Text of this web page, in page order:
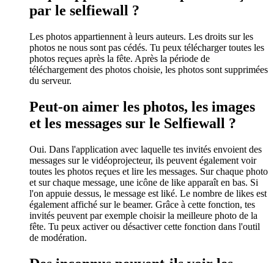
par le selfiewall ?
Les photos appartiennent à leurs auteurs. Les droits sur les
photos ne nous sont pas cédés. Tu peux télécharger toutes les
photos reçues après la fête. Après la période de
téléchargement des photos choisie, les photos sont supprimées
du serveur.
Peut-on aimer les photos, les images
et les messages sur le Selfiewall ?
Oui. Dans l'application avec laquelle tes invités envoient des
messages sur le vidéoprojecteur, ils peuvent également voir
toutes les photos reçues et lire les messages. Sur chaque photo
et sur chaque message, une icône de like apparaît en bas. Si
l'on appuie dessus, le message est liké. Le nombre de likes est
également affiché sur le beamer. Grâce à cette fonction, tes
invités peuvent par exemple choisir la meilleure photo de la
fête. Tu peux activer ou désactiver cette fonction dans l'outil
de modération.